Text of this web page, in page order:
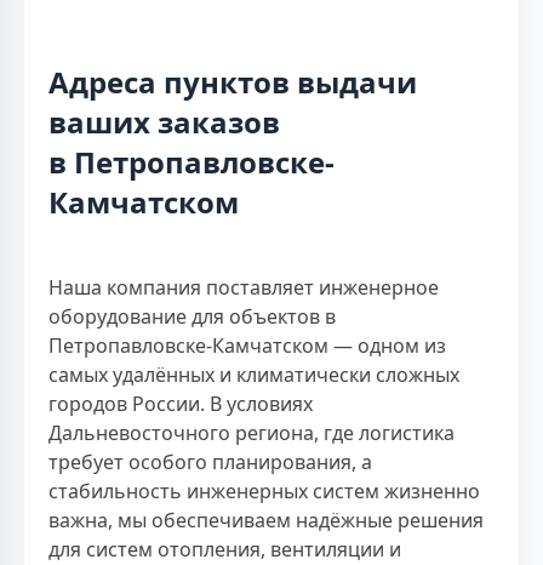
Адреса пунктов выдачи
ваших заказов
в Петропавловске-
Камчатском
Наша компания поставляет инженерное
оборудование для объектов в
Петропавловске-Камчатском — одном из
самых удалённых и климатически сложных
городов России. В условиях
Дальневосточного региона, где логистика
требует особого планирования, а
стабильность инженерных систем жизненно
важна, мы обеспечиваем надёжные решения
для систем отопления, вентиляции и